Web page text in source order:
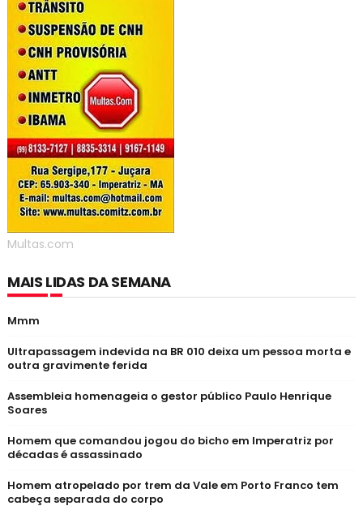
Multas.com
MAIS LIDAS DA SEMANA
Mmm
Ultrapassagem indevida na BR 010 deixa um pessoa morta e
outra gravimente ferida
Assembleia homenageia o gestor público Paulo Henrique
Soares
Homem que comandou jogou do bicho em Imperatriz por
décadas é assassinado
Homem atropelado por trem da Vale em Porto Franco tem
cabeça separada do corpo